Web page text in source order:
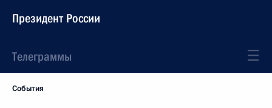
Президент России
Телеграммы
События